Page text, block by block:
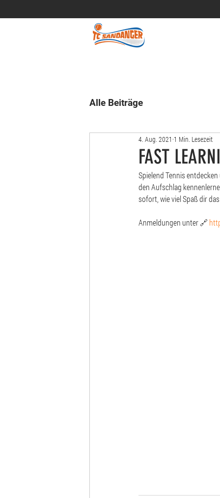
Alle Beiträge
FAST
4. Aug. 2021 1 Min. Lesezeit
Spielend Tennis
den Aufschlag
sofort, wie viel Spaß dir
Anmeldungen unter 🔗